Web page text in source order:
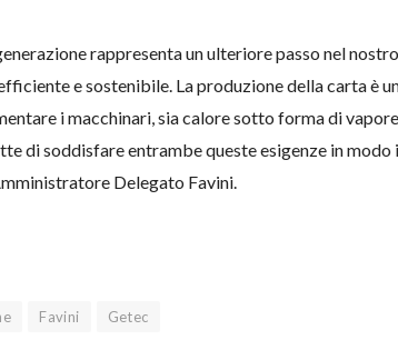
rappresenta un ulteriore passo nel
e sostenibile. La produzione della carta è
i macchinari, sia calore sotto forma di vapore
di soddisfare entrambe queste esigenze in
Delegato Favini.
Favini Getec